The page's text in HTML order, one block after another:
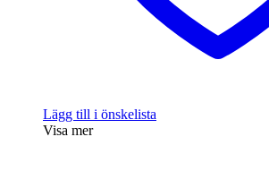
Lägg till i önskelista
Visa mer